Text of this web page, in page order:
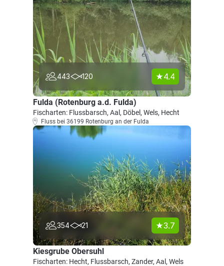
443 120 4.4
Fulda (Rotenburg a.d. Fulda)
Fischarten: Flussbarsch, Aal, Döbel, Wels, Hecht
Fluss bei 36199 Rotenburg an der Fulda
354 21 3.7
Kiesgrube Obersuhl
Fischarten: Hecht, Flussbarsch, Zander, Aal, Wels